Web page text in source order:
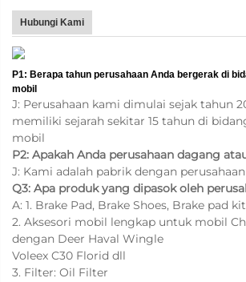
Hubungi Kami
P1: Berapa tahun perusahaan Anda bergerak di
mobil
J: Perusahaan kami dimulai sejak tahun
memiliki sejarah sekitar 15 tahun di
mobil
P2: Apakah Anda perusahaan dagang
J: Kami adalah pabrik dengan
Q3: Apa produk yang dipasok oleh
A: 1. Brake Pad, Brake Shoes, Brake pad
2. Aksesori mobil lengkap untuk mobil
dengan Deer Haval Wingle
Voleex C30 Florid dll
3. Filter: Oil Filter